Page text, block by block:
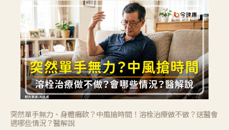
突然單手無力、身體癱軟？中風搶時間！溶栓治療做不做？送醫會
遇哪些情況？醫解說